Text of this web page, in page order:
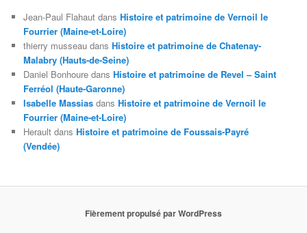
Jean-Paul Flahaut dansHistoire et patrimoine de Vernoil le
Fourrier (Maine-et-Loire)
thierry musseau dansHistoire et patrimoine de Chatenay-
Malabry (Hauts-de-Seine)
Daniel Bonhoure dansHistoire et patrimoine de Revel – Saint
Ferréol (Haute-Garonne)
Isabelle Massias dansHistoire et patrimoine de Vernoil le
Fourrier (Maine-et-Loire)
Herault dansHistoire et patrimoine de Foussais-Payré
(Vendée)
Fièrement propulsé par WordPress